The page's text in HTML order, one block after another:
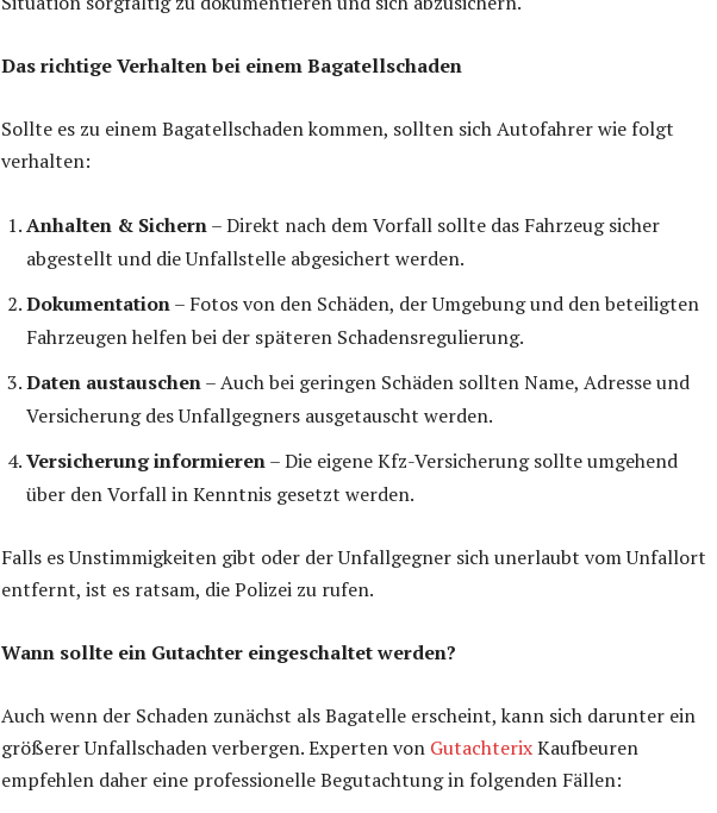
Das richtige Verhalten bei einem Bagatellschaden
Sollte es zu einem Bagatellschaden kommen, sollten sich Autofahrer wie folgt
verhalten:
Anhalten & Sichern– Direkt nach dem Vorfall sollte das Fahrzeug sicher
abgestellt und die Unfallstelle abgesichert werden.
Dokumentation– Fotos von den Schäden, der Umgebung und den beteiligten
Fahrzeugen helfen bei der späteren Schadensregulierung.
Daten austauschen– Auch bei geringen Schäden sollten Name, Adresse und
Versicherung des Unfallgegners ausgetauscht werden.
Versicherung informieren– Die eigene Kfz-Versicherung sollte umgehend
über den Vorfall in Kenntnis gesetzt werden.
Falls es Unstimmigkeiten gibt oder der Unfallgegner sich unerlaubt vom Unfallort
entfernt, ist es ratsam, die Polizei zu rufen.
Wann sollte ein Gutachter eingeschaltet werden?
Auch wenn der Schaden zunächst als Bagatelle erscheint, kann sich darunter ein
größerer Unfallschaden verbergen. Experten von GutachterixKaufbeuren
empfehlen daher eine professionelle Begutachtung in folgenden Fällen: